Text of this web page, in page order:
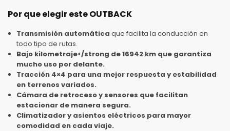
Por que elegir este OUTBACK
Transmisión automática que facilita la conducción en
todo tipo de rutas.
Bajo kilometraje</strong de 16942 km que garantiza
mucho uso por delante.
Tracción 4×4 para una mejor respuesta y estabilidad
en terrenos variados.
Cámara de retroceso y sensores que facilitan
estacionar de manera segura.
Climatizador y asientos eléctricos para mayor
comodidad en cada viaje.